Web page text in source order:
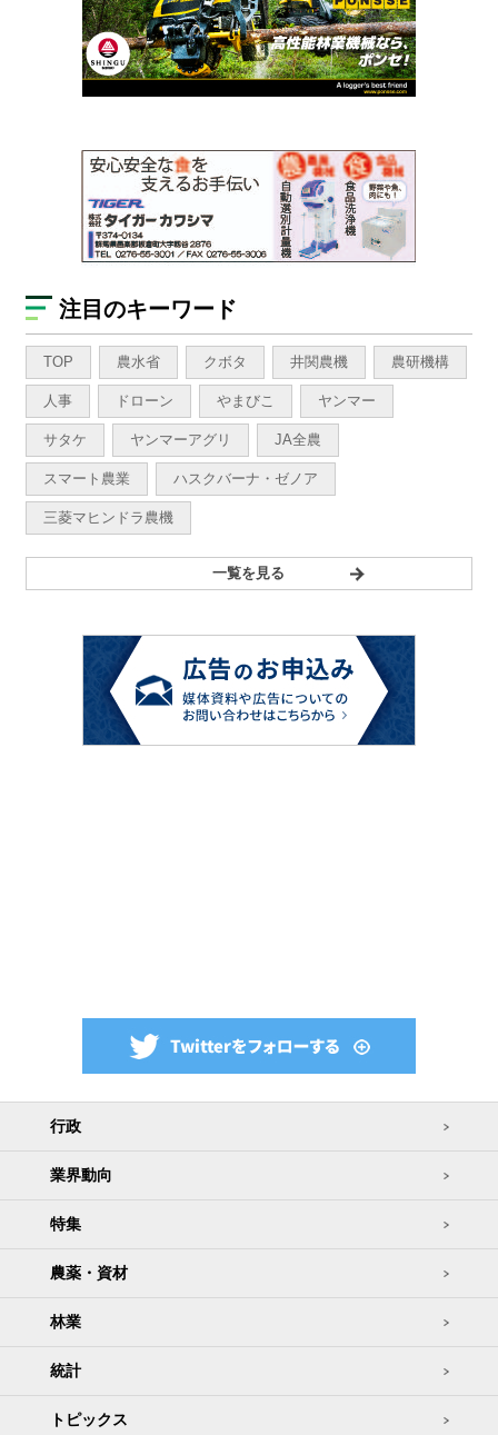
注目のキーワード
TOP 農水省 クボタ 井関農機 農研機構
人事 ドローン やまびこ ヤンマー
サタケ ヤンマーアグリ JA全農
スマート農業 ハスクバーナ・ゼノア
三菱マヒンドラ農機
一覧を見る
行政
業界動向
特集
農薬・資材
林業
統計
トピックス